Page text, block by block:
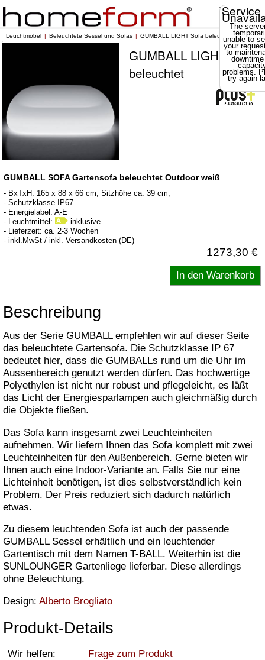
Service
The
unable to
your
to
problems.
try again
Leuchtmöbel Beleuchtete Sessel und Sofas GUMBALL LIGHT Sofa beleuchtet
GUMBALL LIGHT Sofa
beleuchtet
GUMBALL SOFA Gartensofa beleuchtet Outdoor weiß
- BxTxH: 165 x 88 x 66 cm, Sitzhöhe ca. 39 cm,
- Schutzklasse IP67
- Energielabel: A-E
- Leuchtmittel:
inklusive
- Lieferzeit: ca. 2-3 Wochen
- inkl.MwSt / inkl. Versandkosten (DE)
1273,30 €
Beschreibung
Aus der Serie GUMBALL empfehlen wir auf dieser Seite
das beleuchtete Gartensofa. Die Schutzklasse IP 67
bedeutet hier, dass die GUMBALLs rund um die Uhr im
Aussenbereich genutzt werden dürfen. Das hochwertige
Polyethylen ist nicht nur robust und pflegeleicht, es läßt
das Licht der Energiesparlampen auch gleichmäßig durch
die Objekte fließen.
Das Sofa kann insgesamt zwei Leuchteinheiten
aufnehmen. Wir liefern Ihnen das Sofa komplett mit zwei
Leuchteinheiten für den Außenbereich. Gerne bieten wir
Ihnen auch eine Indoor-Variante an. Falls Sie nur eine
Lichteinheit benötigen, ist dies selbstverständlich kein
Problem. Der Preis reduziert sich dadurch natürlich
etwas.
Zu diesem leuchtenden Sofa ist auch der passende
GUMBALL Sessel erhältlich und ein leuchtender
Gartentisch mit dem Namen T-BALL. Weiterhin ist die
SUNLOUNGER Gartenliege lieferbar. Diese allerdings
ohne Beleuchtung.
Design: Alberto Brogliato
Produkt-Details
Wir helfen:
Frage zum Produkt